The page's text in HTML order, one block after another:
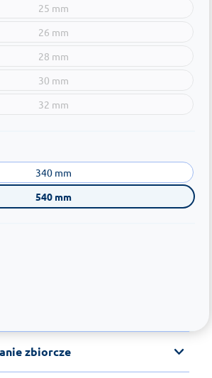
25 mm
26 mm
28 mm
30 mm
32 mm
340 mm
540 mm
zbiorcze